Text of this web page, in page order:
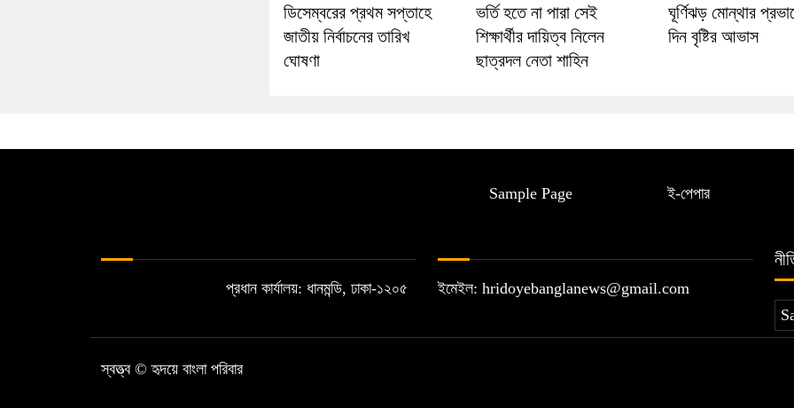
ডিসেম্বরের প্রথম সপ্তাহে
জাতীয় নির্বাচনের তারিখ
ঘোষণা
ভর্তি হতে না পারা সেই
শিক্ষার্থীর দায়িত্ব নিলেন
ছাত্রদল নেতা শাহিন
ঘূর্ণিঝড় মোন্থার
দিন বৃষ্টির আভাস
Sample Page ই-পেপার
প্রধান কার্যালয়: ধানমন্ডি, ঢাকা-১২০৫ ইমেইল: hridoyebanglanews@gmail.com
স্বত্ত্ব © হৃদয়ে বাংলা পরিবার